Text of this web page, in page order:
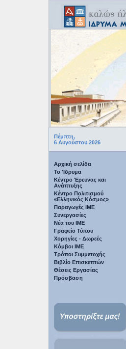
Πέμπτη,
6 Αυγούστου 2026
Αρχική σελίδα
Το 'Ιδρυμα
Κέντρο Έρευνας και
Ανάπτυξης
Κέντρο Πολιτισμού
«Ελληνικός Κόσμος»
Παραγωγές IME
Συνεργασίες
Νέα του ΙΜΕ
Γραφείο Τύπου
Χορηγίες - Δωρεές
Κόμβοι ΙΜΕ
Τρόποι Συμμετοχής
Βιβλίο Επισκεπτών
Θέσεις Εργασίας
Πρόσβαση